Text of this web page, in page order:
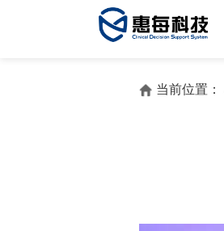
当前位置：